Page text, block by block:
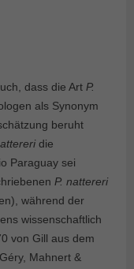
dass die Art P.
als Synonym
beruht
die
Paraguay sei
P. nattereri
während der
wissenschaftlich
von Gill aus dem
Mahnert &